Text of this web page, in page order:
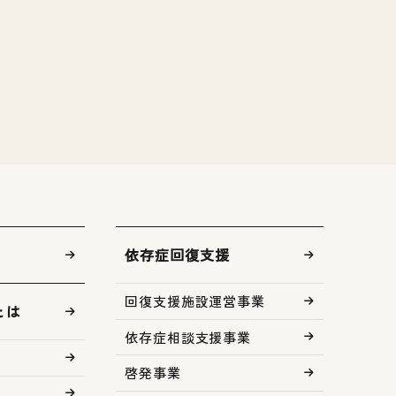
は
依存症回復支援
回復支援施設運営事業
依存症相談支援事業
啓発事業